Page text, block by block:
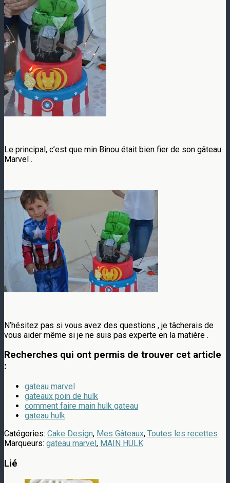
Le principal, c’est que min Binou était bien fier de son gâteau
Marvel .
N’hésitez pas si vous avez des questions , je tâcherais de
vous aider même si je ne suis pas experte en la matière .
Recherches qui ont permis de trouver cet article
:
gateau marvel
gateaux poin de hulk
comment faire main hulk gateau
gateau hulk
Catégories: Cake Design, Mes Gâteaux, Toutes les recettes
Marqueurs: gateau marvel, MAIN HULK
Lié